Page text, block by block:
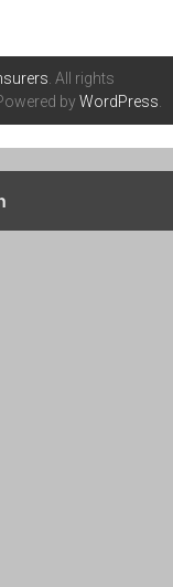
. All rights
byWordPress